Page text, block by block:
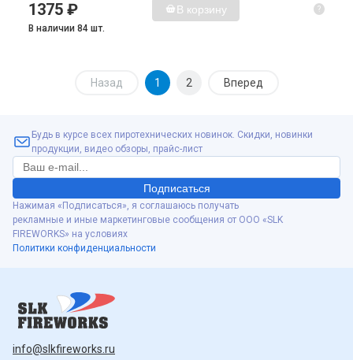
1375 ₽ В корзину ?
В наличии 84 шт.
Назад 1 2 Вперед
Будь в курсе всех пиротехнических новинок. Скидки, новинки
продукции, видео обзоры, прайс-лист
Подписаться
Нажимая «Подписаться», я соглашаюсь получать
рекламные и иные маркетинговые сообщения от ООО «SLK
FIREWORKS» на условиях
Политики конфиденциальности
info@slkfireworks.ru